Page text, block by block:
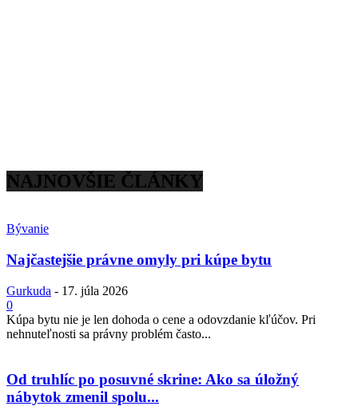
NAJNOVŠIE ČLÁNKY
Bývanie
Najčastejšie právne omyly pri kúpe bytu
Gurkuda - 17. júla 2026
0
Kúpa bytu nie je len dohoda o cene a odovzdanie kľúčov. Pri
nehnuteľnosti sa právny problém často...
Od truhlíc po posuvné skrine: Ako sa úložný
nábytok zmenil spolu...